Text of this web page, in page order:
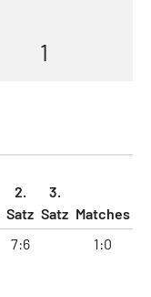
1
2.
Satz
3.
Satz Matches
7:6 1:0